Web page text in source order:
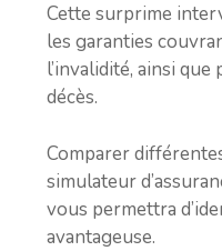
Cette surprime
les garanties
l’invalidité, ainsi
décès.
Comparer
simulateur
vous permettra
avantageuse.